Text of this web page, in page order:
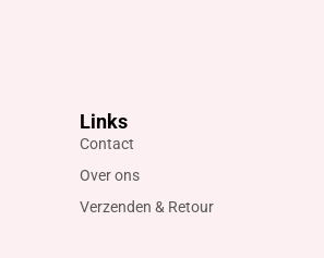
Links
Contact
Over ons
Verzenden & Retour